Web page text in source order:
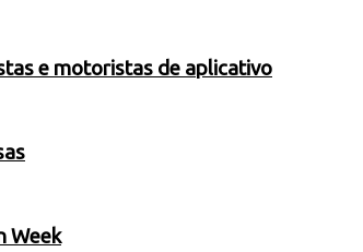
e motoristas de aplicativo
Week